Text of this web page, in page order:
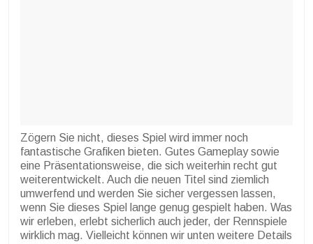
Zögern Sie nicht, dieses Spiel wird immer noch
fantastische Grafiken bieten. Gutes Gameplay sowie
eine Präsentationsweise, die sich weiterhin recht gut
weiterentwickelt. Auch die neuen Titel sind ziemlich
umwerfend und werden Sie sicher vergessen lassen,
wenn Sie dieses Spiel lange genug gespielt haben. Was
wir erleben, erlebt sicherlich auch jeder, der Rennspiele
wirklich mag. Vielleicht können wir unten weitere Details